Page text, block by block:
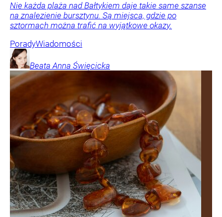
Nie każda plaża nad Bałtykiem daje takie same szanse
na znalezienie bursztynu. Są miejsca, gdzie po
sztormach można trafić na wyjątkowe okazy.
PoradyWiadomości
Beata Anna Święcicka